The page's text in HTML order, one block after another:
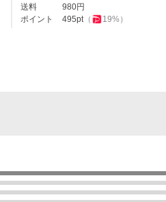
送料
980円
ポイント
495pt（ 19%）